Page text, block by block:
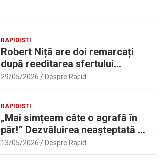
RAPIDISTI
Robert Niță are doi remarcați
după reeditarea sfertului
UEFAntastic: „Lideri în teren” |
Sport.ro
29/05/2026 Despre Rapid
RAPIDISTI
„Mai simțeam câte o agrafă în
păr!” Dezvăluirea neașteptată a
lui Marius Șumudică despre
Daniel Pancu
13/05/2026 Despre Rapid